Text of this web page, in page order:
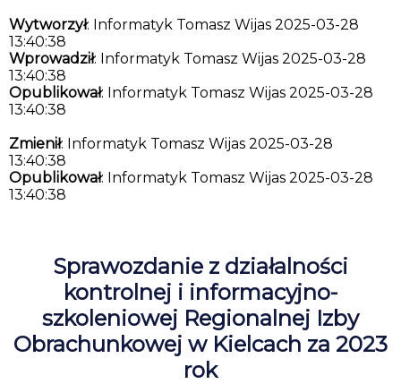
Wytworzył: Informatyk Tomasz Wijas 2025-03-28
13:40:38
Wprowadził: Informatyk Tomasz Wijas 2025-03-28
13:40:38
Opublikował: Informatyk Tomasz Wijas 2025-03-28
13:40:38
Zmienił: Informatyk Tomasz Wijas 2025-03-28
13:40:38
Opublikował: Informatyk Tomasz Wijas 2025-03-28
13:40:38
Sprawozdanie z działalności
kontrolnej i informacyjno-
szkoleniowej Regionalnej Izby
Obrachunkowej w Kielcach za 2023
rok